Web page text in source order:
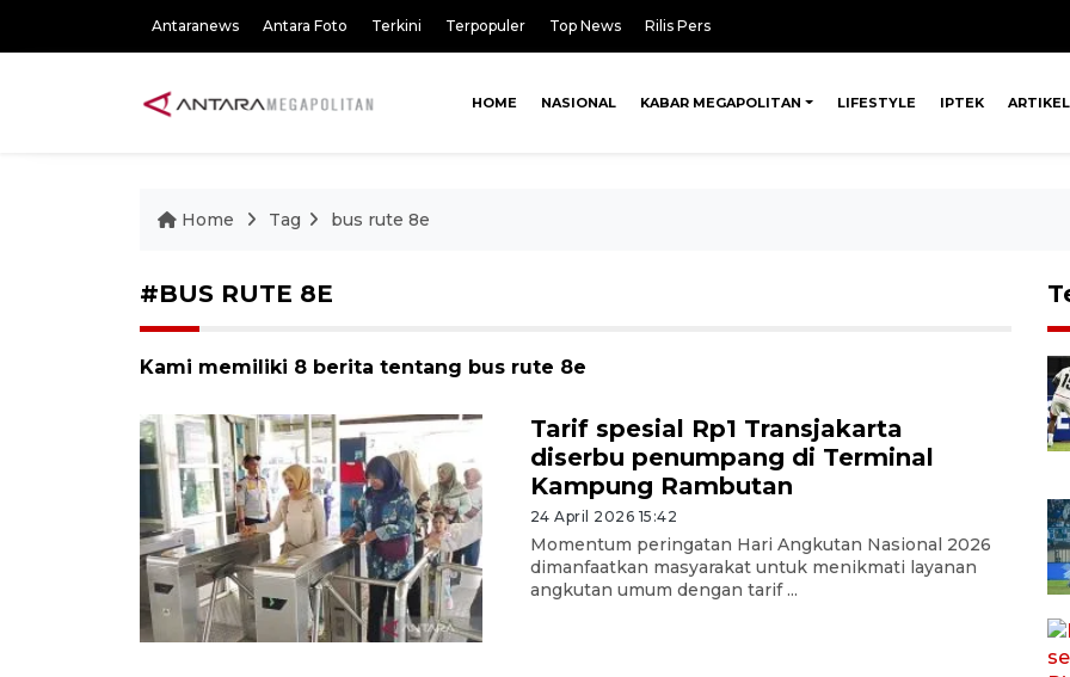
Antaranews Antara Foto Terkini Terpopuler Top News Rilis Pers
HOME NASIONAL KABAR MEGAPOLITAN LIFESTYLE IPTEK ARTIKEL
Home Tag bus rute 8e
#BUS RUTE 8E
Kami memiliki 8 berita tentang bus rute 8e
Tarif spesial Rp1 Transjakarta
diserbu penumpang di Terminal
Kampung Rambutan
24 April 2026 15:42
Momentum peringatan Hari Angkutan Nasional 2026
dimanfaatkan masyarakat untuk menikmati layanan
angkutan umum dengan tarif ...